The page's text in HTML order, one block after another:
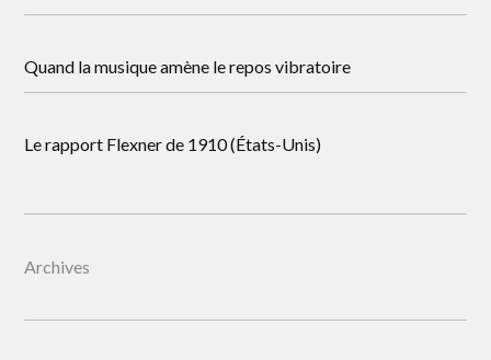
Quand la musique amène le repos vibratoire
Le rapport Flexner de 1910 (États-Unis)
Archives